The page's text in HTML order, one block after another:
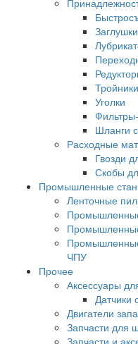
Заглушки
Тройники
Уголки
Шланги
Расходные
Гвозди
Скобы
Промышленные
Ленточные
ЧПУ
Прочее
Аксессуары
Датчики
Двигатели
Запчасти для
Запчасти и